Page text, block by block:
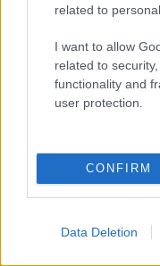
related to
I want to allow
related to
functionality and
user protection.
CONFIRM
Data Deletion